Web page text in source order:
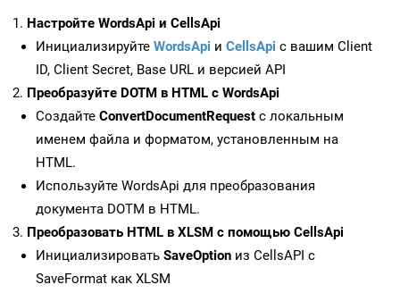
Настройте WordsApi и CellsApi
Инициализируйте WordsApi и CellsApi с вашим Client
ID, Client Secret, Base URL и версией API
Преобразуйте DOTM в HTML с WordsApi
Создайте ConvertDocumentRequest с локальным
именем файла и форматом, установленным на
HTML.
Используйте WordsApi для преобразования
документа DOTM в HTML.
Преобразовать HTML в XLSM с помощью CellsApi
Инициализировать SaveOption из CellsAPI с
SaveFormat как XLSM